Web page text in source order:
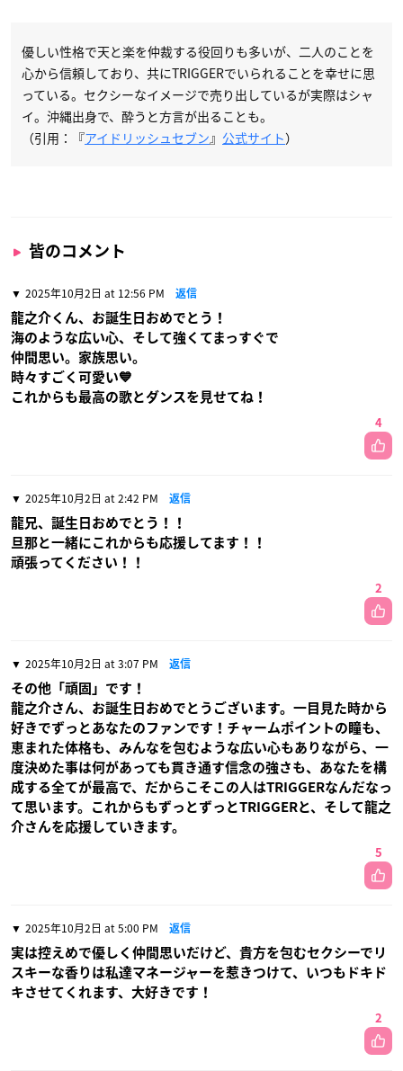
優しい性格で天と楽を仲裁する役回りも多いが、二人のことを
心から信頼しており、共にTRIGGERでいられることを幸せに思
っている。セクシーなイメージで売り出しているが実際はシャ
イ。沖縄出身で、酔うと方言が出ることも。
（引用：『アイドリッシュセブン 』 公式サイト）
皆のコメント
2025年10月2日 at 12:56 PM 返信
龍之介くん、お誕生日おめでとう！
海のような広い心、そして強くてまっすぐで
仲間思い。家族思い。
時々すごく可愛い💙
これからも最高の歌とダンスを見せてね！
4
2025年10月2日 at 2:42 PM 返信
龍兄、誕生日おめでとう！！
旦那と一緒にこれからも応援してます！！
頑張ってください！！
2
2025年10月2日 at 3:07 PM 返信
その他「頑固」です！
龍之介さん、お誕生日おめでとうございます。一目見た時から
好きでずっとあなたのファンです！チャームポイントの瞳も、
恵まれた体格も、みんなを包むような広い心もありながら、一
度決めた事は何があっても貫き通す信念の強さも、あなたを構
成する全てが最高で、だからこそこの人はTRIGGERなんだなっ
て思います。これからもずっとずっとTRIGGERと、そして龍之
介さんを応援していきます。
5
2025年10月2日 at 5:00 PM 返信
実は控えめで優しく仲間思いだけど、貴方を包むセクシーでリ
スキーな香りは私達マネージャーを惹きつけて、いつもドキド
キさせてくれます、大好きです！
2